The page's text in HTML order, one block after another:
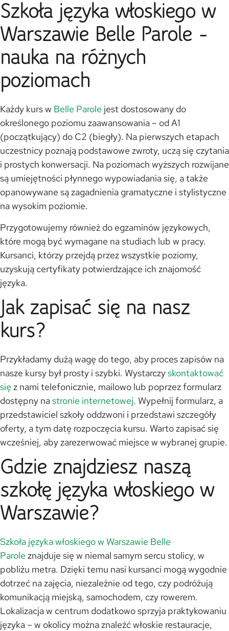
Szkoła języka włoskiego w
Warszawie Belle Parole -
nauka na różnych
poziomach
Każdy kurs w Belle Parole jest dostosowany do
określonego poziomu zaawansowania – od A1
(początkujący) do C2 (biegły). Na pierwszych etapach
uczestnicy poznają podstawowe zwroty, uczą się czytania
i prostych konwersacji. Na poziomach wyższych rozwijane
są umiejętności płynnego wypowiadania się, a także
opanowywane są zagadnienia gramatyczne i stylistyczne
na wysokim poziomie.
Przygotowujemy również do egzaminów językowych,
które mogą być wymagane na studiach lub w pracy.
Kursanci, którzy przejdą przez wszystkie poziomy,
uzyskują certyfikaty potwierdzające ich znajomość
języka.
Jak zapisać się na nasz
kurs?
Przykładamy dużą wagę do tego, aby proces zapisów na
nasze kursy był prosty i szybki. Wystarczyskontaktować
sięz nami telefonicznie, mailowo lub poprzez formularz
dostępny nastronie internetowej. Wypełnij formularz, a
przedstawiciel szkoły oddzwoni i przedstawi szczegóły
oferty, a tym datę rozpoczęcia kursu. Warto zapisać się
wcześniej, aby zarezerwować miejsce w wybranej grupie.
Gdzie znajdziesz naszą
szkołę języka włoskiego w
Warszawie?
Szkoła języka włoskiego w Warszawie Belle
Paroleznajduje się w niemal samym sercu stolicy, w
pobliżu metra. Dzięki temu nasi kursanci mogą wygodnie
dotrzeć na zajęcia, niezależnie od tego, czy podróżują
komunikacją miejską, samochodem, czy rowerem.
Lokalizacja w centrum dodatkowo sprzyja praktykowaniu
języka – w okolicy można znaleźć włoskie restauracje,